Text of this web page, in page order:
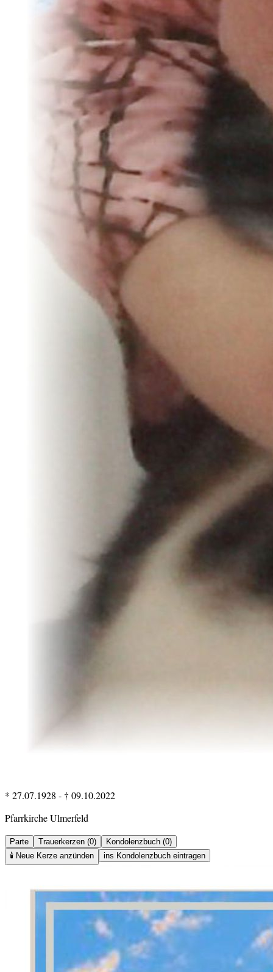
* 27.07.1928 - † 09.10.2022
Pfarrkirche Ulmerfeld
Parte Trauerkerzen (0)
Kondolenzbuch (0)
🕯️ Neue Kerze anzünden ins Kondolenzbuch eintragen